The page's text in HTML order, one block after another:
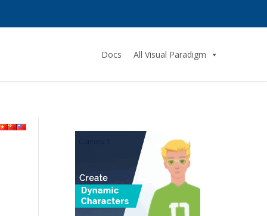
Docs All Visual Paradigm